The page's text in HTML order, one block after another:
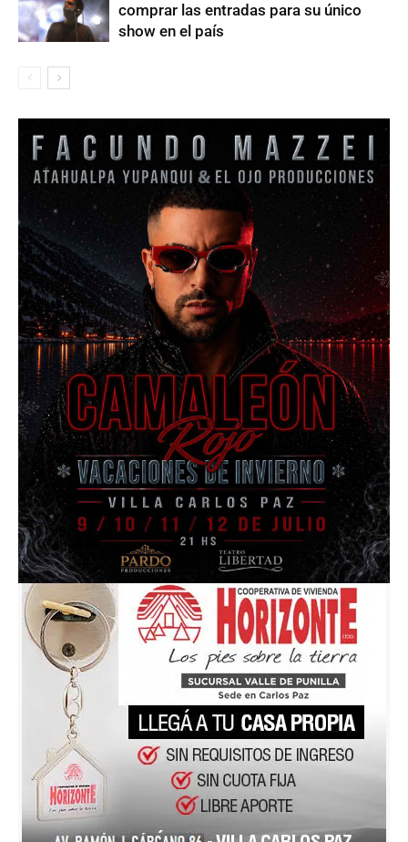
comprar las entradas para su único
show en el país